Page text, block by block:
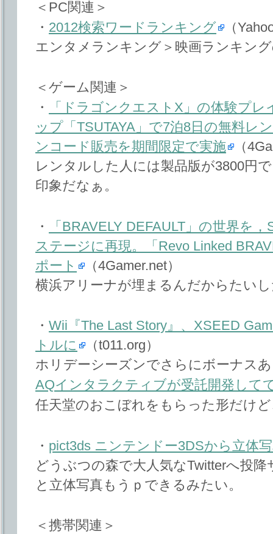
＜PC関連＞
・ 2012検索ワードランキング
（
エンタメランキング＞映画ランキン
＜ゲーム関連＞
・
「ドラゴンクエストX」の体験プ
ップ「TSUTAYA」で7泊8日の無料レ
ンコード販売を期間限定で実施
（
レンタルした人には製品版が3800円
印象だなぁ。
・
「BRAVELY DEFAULT」の世界を
ステージに再現。「Revo Linked
ポート
（4Gamer.net）
横浜アリーナが埋まるんだからたい
・ Wii『The Last Story』、XSEED
トルに
（t011.org）
ホリデーシーズンでさらにボーナス
AQインタラクティブが受託開発して
任天堂のおこぼれをもらった形だけ
・ pict3ds ニンテンドー3DSから立体写
どうぶつの森で大人気なTwitterへ投
と立体写真もうｐできるみたい。
＜携帯関連＞